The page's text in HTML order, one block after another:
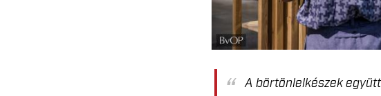
A börtönlelkészek